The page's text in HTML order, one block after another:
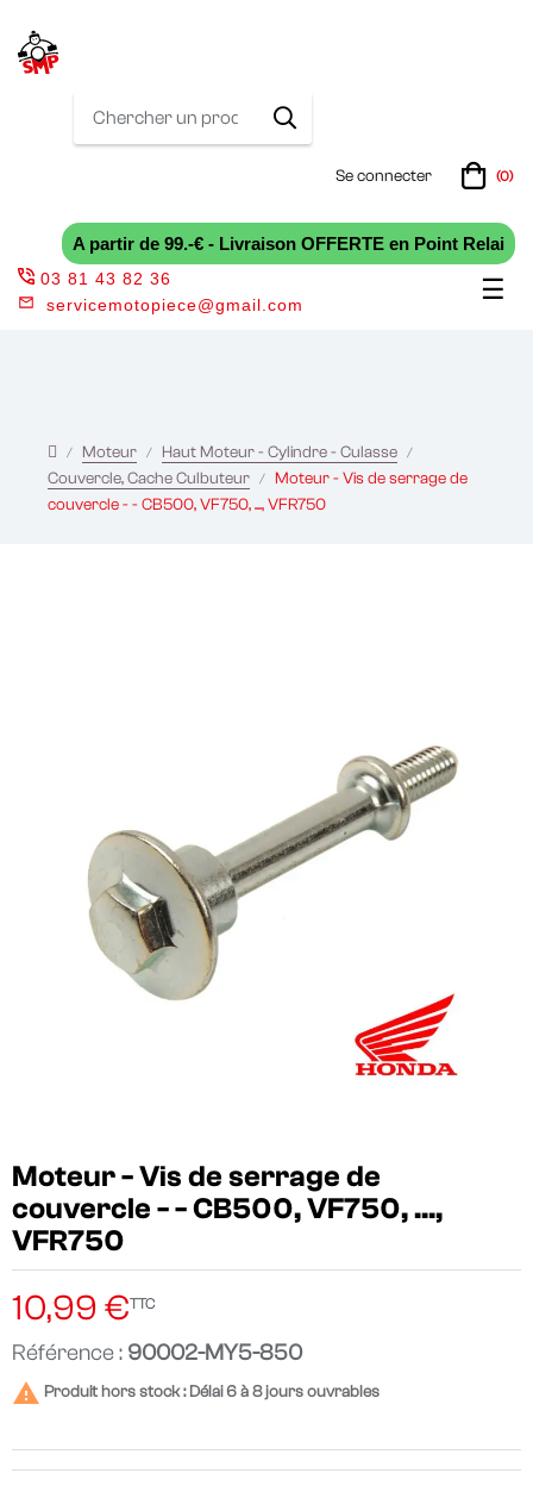
Se connecter (0)
A partir de 99.-€ - Livraison OFFERTE en Point Relai
☰
03 81 43 82 36
servicemotopiece@gmail.com
Moteur
Haut Moteur - Cylindre - Culasse
Couvercle, Cache Culbuteur
Moteur - Vis de serrage de
couvercle - - CB500, VF750, ..., VFR750
Moteur - Vis de serrage de
couvercle - - CB500, VF750, ...,
VFR750
10,99 €TTC
Référence : 90002-MY5-850
 Produit hors stock : Délai 6 à 8 jours ouvrables